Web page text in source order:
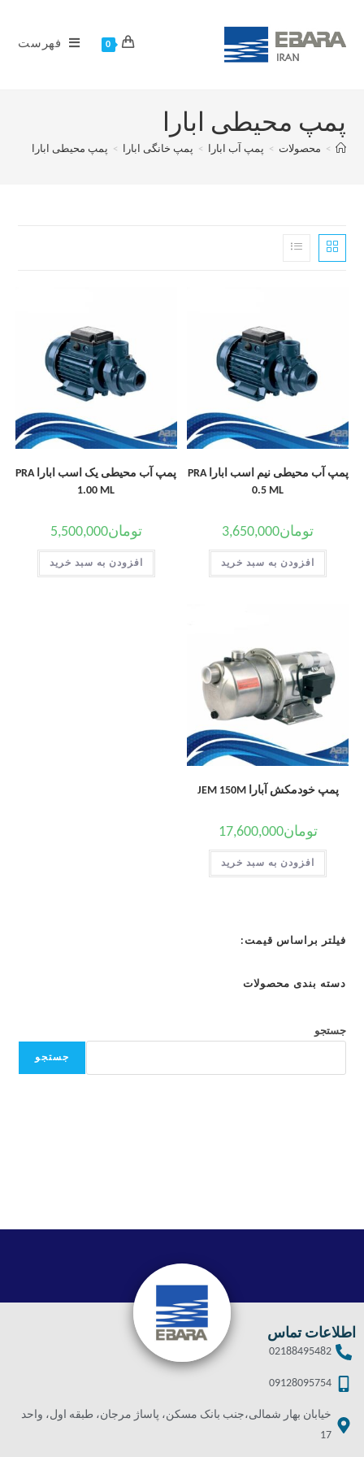
0 فهرست
پمپ محیطی ابارا
> محصولات > پمپ آب ابارا > پمپ خانگی ابارا > پمپ محیطی ابارا
پمپ آب محیطی نیم اسب ابارا PRA
0.5 ML
تومان3,650,000
افزودن به سبد خرید
پمپ آب محیطی یک اسب ابارا PRA
1.00 ML
تومان5,500,000
افزودن به سبد خرید
پمپ خودمکش آبارا JEM 150M
تومان17,600,000
افزودن به سبد خرید
فیلتر براساس قیمت:
دسته بندی محصولات
جستجو
جستجو
اطلاعات تماس
02188495482
09128095754
خیابان بهار شمالی،جنب بانک مسکن، پاساژ مرجان، طبقه اول، واحد
17